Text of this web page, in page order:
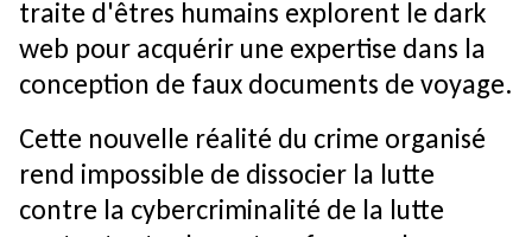
traite d'êtres humains explorent le dark
web pour acquérir une expertise dans la
conception de faux documents de voyage.
Cette nouvelle réalité du crime organisé
rend impossible de dissocier la lutte
contre la cybercriminalité de la lutte